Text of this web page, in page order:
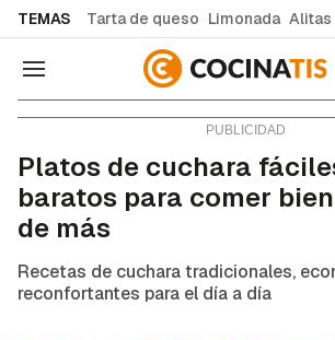
TEMAS Tarta de queso Limonada Alitas
Navegación
Recetas de cocina fáciles y
Platos de cuchara
baratos para comer
de más
Recetas de cuchara tradicionales,
reconfortantes para el día a día